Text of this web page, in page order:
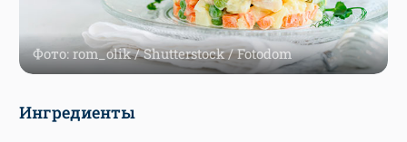
Фото: rom_olik / Shutterstock / Fotodom
Ингредиенты